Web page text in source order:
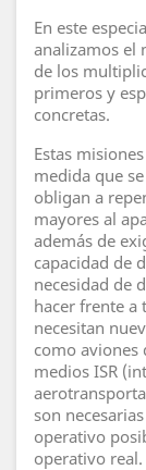
En este
analizamos el
de los
primeros y
concretas.
Estas
medida que
obligan a
mayores al
además de
capacidad de
necesidad de
hacer frente a
necesitan
como aviones
medios ISR
son
operativo
operativo real.